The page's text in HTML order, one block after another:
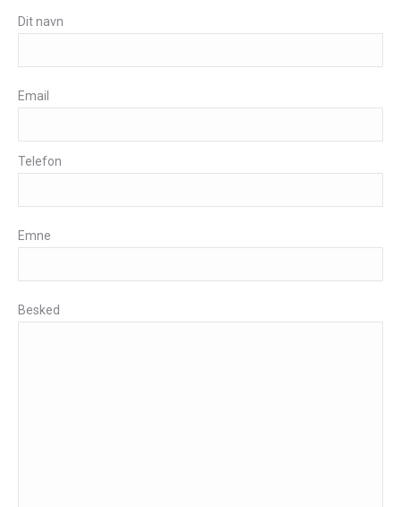
Dit navn
Email
Telefon
Emne
Besked